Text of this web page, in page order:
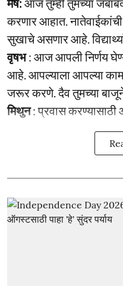
करणार आहात.
सुखाचे असणार आहे.
वृषभ: आज आपली निर्णय
आहे. आपल्याला आपल्या
जरूर करणे. दैव तुमच्या
मिथुन: प्रवास करण्यासाठी